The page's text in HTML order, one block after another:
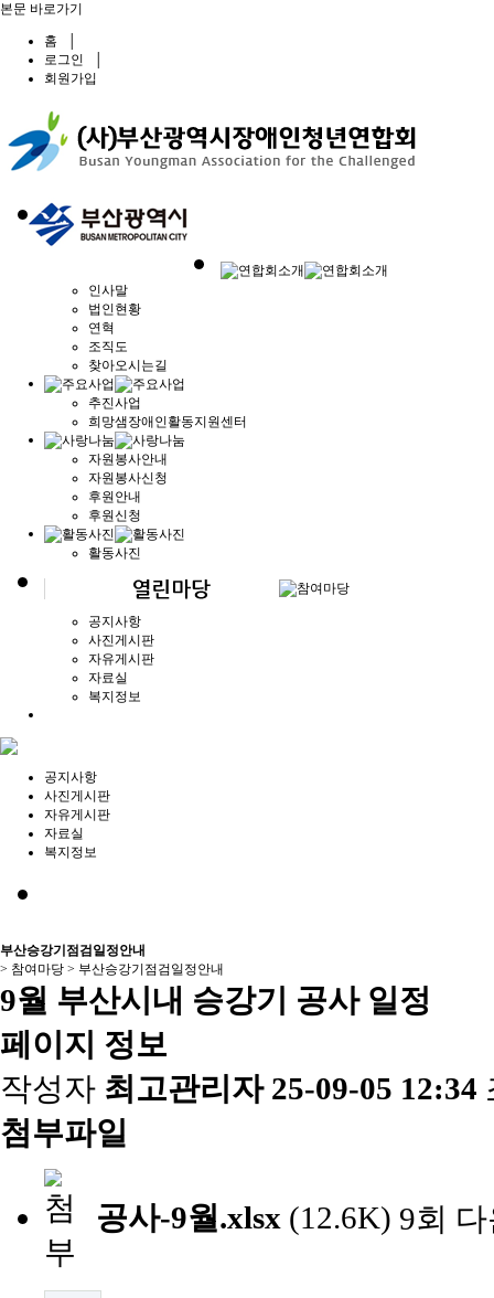
본문 바로가기
홈
로그인
회원가입
인사말
법인현황
연혁
조직도
찾아오시는길
추진사업
희망샘장애인활동지원센터
자원봉사안내
자원봉사신청
후원안내
후원신청
활동사진
공지사항
사진게시판
자유게시판
자료실
복지정보
공지사항
사진게시판
자유게시판
자료실
복지정보
부산승강기점검일정안내
> 참여마당 > 부산승강기점검일정안내
9월 부산시내 승강기 공사 일정
페이지 정보
작성자 최고관리자 25-09-05 12:34
첨부파일
공사-9월.xlsx (12.6K) 9회